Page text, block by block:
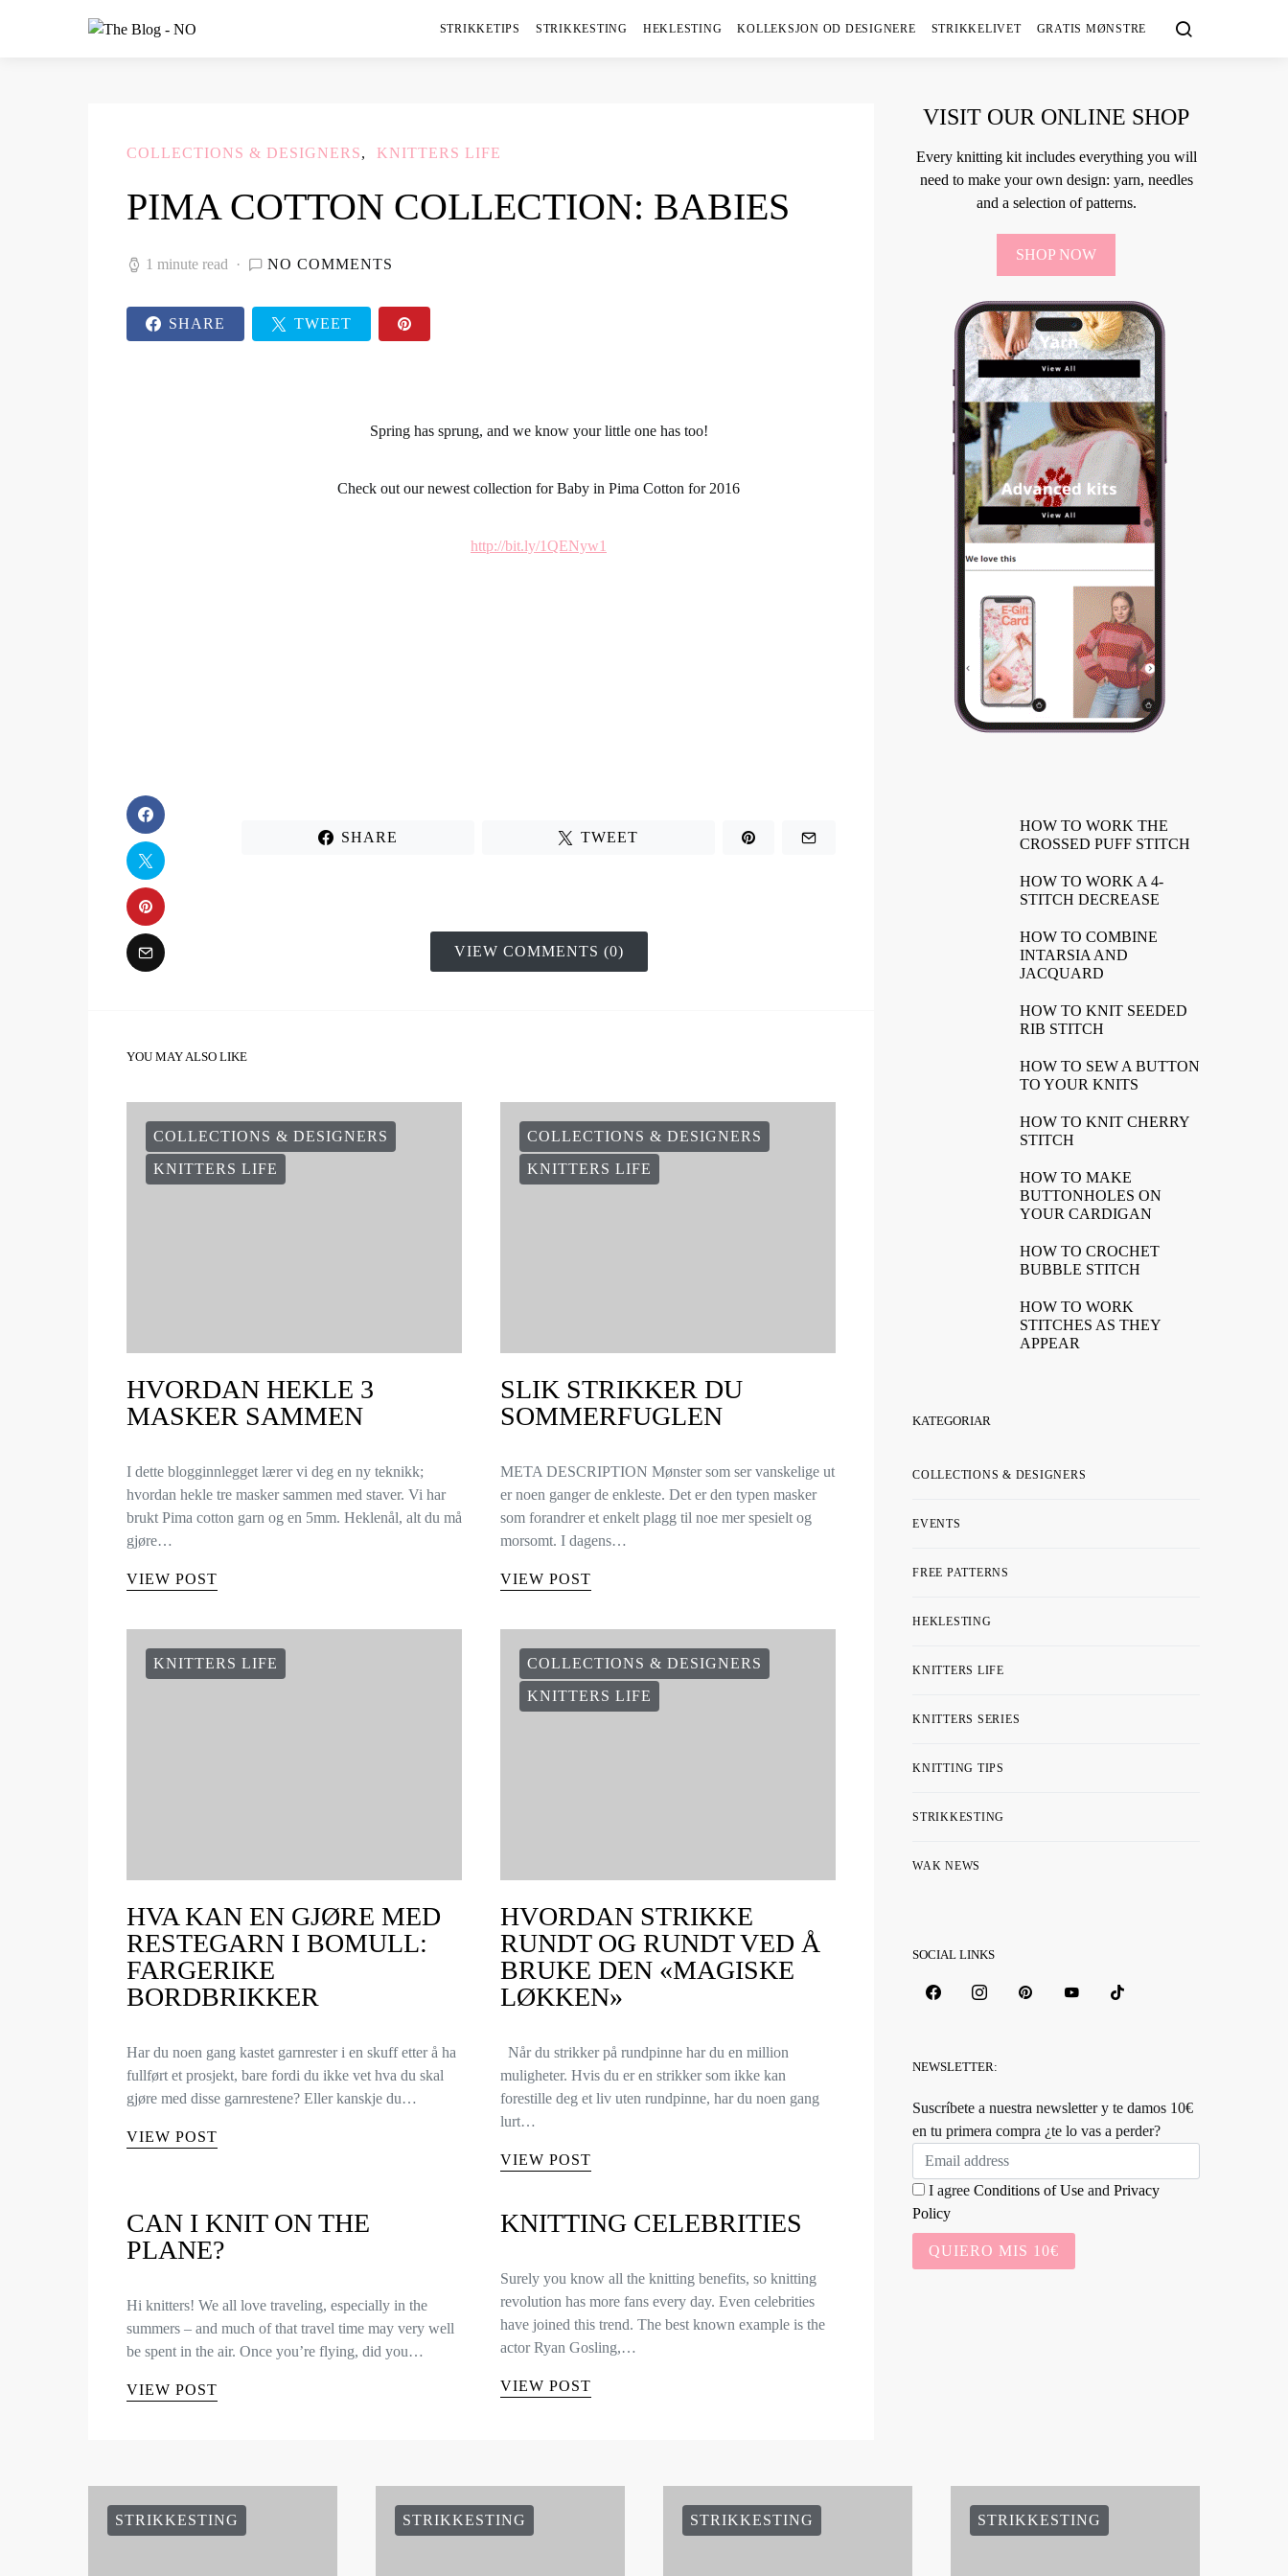
STRIKKETIPS STRIKKESTING HEKLESTING KOLLEKSJON OD DESIGNERE STRIKKELIVET GRATIS MØNSTRE
COLLECTIONS & DESIGNERS KNITTERS LIFE
PIMA COTTON COLLECTION: BABIES
1 minute read NO COMMENTS
SHARE TWEET
Spring has sprung, and we know your little one has too!
Check out our newest collection for Baby in Pima Cotton for 2016
http://bit.ly/1QENyw1
SHARE TWEET
VIEW COMMENTS (0)
YOU MAY ALSO LIKE
COLLECTIONS & DESIGNERS
KNITTERS LIFE
HVORDAN HEKLE 3
MASKER SAMMEN
I dette blogginnlegget lærer vi deg en ny teknikk;
hvordan hekle tre masker sammen med staver. Vi har
brukt Pima cotton garn og en 5mm. Heklenål, alt du må
gjøre…
VIEW POST
COLLECTIONS & DESIGNERS
KNITTERS LIFE
SLIK STRIKKER DU
SOMMERFUGLEN
META DESCRIPTION Mønster som ser vanskelige ut
er noen ganger de enkleste. Det er den typen masker
som forandrer et enkelt plagg til noe mer spesielt og
morsomt. I dagens…
VIEW POST
KNITTERS LIFE
HVA KAN EN GJØRE MED
RESTEGARN I BOMULL:
FARGERIKE
BORDBRIKKER
Har du noen gang kastet garnrester i en skuff etter å ha
fullført et prosjekt, bare fordi du ikke vet hva du skal
gjøre med disse garnrestene? Eller kanskje du…
VIEW POST
COLLECTIONS & DESIGNERS
KNITTERS LIFE
HVORDAN STRIKKE
RUNDT OG RUNDT VED Å
BRUKE DEN «MAGISKE
LØKKEN»
Når du strikker på rundpinne har du en million
muligheter. Hvis du er en strikker som ikke kan
forestille deg et liv uten rundpinne, har du noen gang
lurt…
VIEW POST
CAN I KNIT ON THE
PLANE?
Hi knitters! We all love traveling, especially in the
summers – and much of that travel time may very well
be spent in the air. Once you’re flying, did you…
VIEW POST
KNITTING CELEBRITIES
Surely you know all the knitting benefits, so knitting
revolution has more fans every day. Even celebrities
have joined this trend. The best known example is the
actor Ryan Gosling,…
VIEW POST
VISIT OUR ONLINE SHOP
Every knitting kit includes everything you will
need to make your own design: yarn, needles
and a selection of patterns.
SHOP NOW
HOW TO WORK THE
CROSSED PUFF STITCH
HOW TO WORK A 4-
STITCH DECREASE
HOW TO COMBINE
INTARSIA AND
JACQUARD
HOW TO KNIT SEEDED
RIB STITCH
HOW TO SEW A BUTTON
TO YOUR KNITS
HOW TO KNIT CHERRY
STITCH
HOW TO MAKE
BUTTONHOLES ON
YOUR CARDIGAN
HOW TO CROCHET
BUBBLE STITCH
HOW TO WORK
STITCHES AS THEY
APPEAR
KATEGORIAR
COLLECTIONS & DESIGNERS
EVENTS
FREE PATTERNS
HEKLESTING
KNITTERS LIFE
KNITTERS SERIES
KNITTING TIPS
STRIKKESTING
WAK NEWS
SOCIAL LINKS
NEWSLETTER:
Suscríbete a nuestra newsletter y te damos 10€
en tu primera compra ¿te lo vas a perder?
I agree Conditions of Use and Privacy
Policy
QUIERO MIS 10€
STRIKKESTING STRIKKESTING STRIKKESTING STRIKKESTING